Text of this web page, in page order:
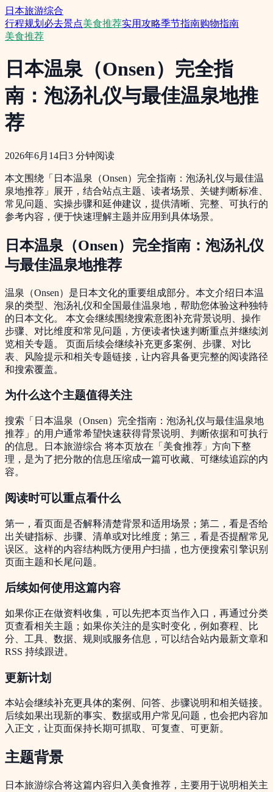
日本旅游综合
行程规划 必去景点美食推荐实用攻略季节指南购物指南
美食推荐
日本温泉（Onsen）完全指
南：泡汤礼仪与最佳温泉地推
荐
2026年6月14日 3 分钟阅读
本文围绕「日本温泉（Onsen）完全指南：泡汤礼仪与最佳温
泉地推荐」展开，结合站点主题、读者场景、关键判断标准、
常见问题、实操步骤和延伸建议，提供清晰、完整、可执行的
参考内容，便于快速理解主题并应用到具体场景。
日本温泉（Onsen）完全指南：泡汤礼仪
与最佳温泉地推荐
温泉（Onsen）是日本文化的重要组成部分。本文介绍日本温
泉的类型、泡汤礼仪和全国最佳温泉地，帮助您体验这种独特
的日本文化。 本文会继续围绕搜索意图补充背景说明、操作
步骤、对比维度和常见问题，方便读者快速判断重点并继续浏
览相关专题。 页面后续会继续补充更多案例、步骤、对比
表、风险提示和相关专题链接，让内容具备更完整的阅读路径
和搜索覆盖。
为什么这个主题值得关注
搜索「日本温泉（Onsen）完全指南：泡汤礼仪与最佳温泉地
推荐」的用户通常希望快速获得背景说明、判断依据和可执行
的信息。日本旅游综合 将本页放在「美食推荐」方向下整
理，是为了把分散的信息压缩成一篇可收藏、可继续追踪的内
容。
阅读时可以重点看什么
第一，看页面是否解释清楚背景和适用场景；第二，看是否给
出关键指标、步骤、清单或对比维度；第三，看是否提醒常见
误区。这样的内容结构既方便用户扫描，也方便搜索引擎识别
页面主题和长尾问题。
后续如何使用这篇内容
如果你正在做资料收集，可以先把本页当作入口，再通过分类
页查看相关主题；如果你关注的是实时变化，例如赛程、比
分、工具、数据、规则或服务信息，可以结合站内最新文章和
RSS 持续跟进。
更新计划
本站会继续补充更具体的案例、问答、步骤说明和相关链接。
后续如果出现新的事实、数据或用户常见问题，也会把内容加
入正文，让页面保持长期可抓取、可复查、可更新。
主题背景
日本旅游综合将这篇内容归入美食推荐，主要用于说明相关主